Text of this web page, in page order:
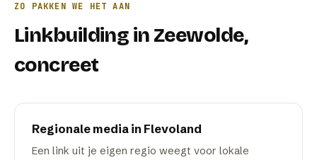
ZO PAKKEN WE HET AAN
Linkbuilding in Zeewolde,
concreet
Regionale media in Flevoland
Een link uit je eigen regio weegt voor lokale